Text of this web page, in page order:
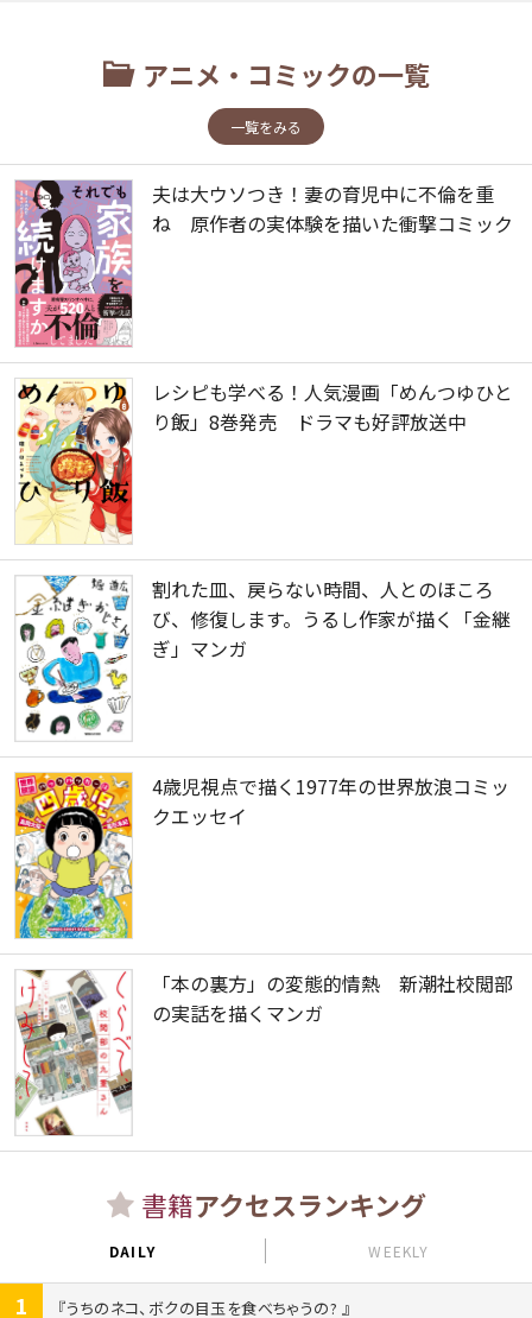
アニメ・コミックの一覧
一覧をみる
夫は大ウソつき！妻の育児中に不倫を重
ね 原作者の実体験を描いた衝撃コミック
レシピも学べる！人気漫画「めんつゆひと
り飯」8巻発売 ドラマも好評放送中
割れた皿、戻らない時間、人とのほころ
び、修復します。うるし作家が描く「金継
ぎ」マンガ
4歳児視点で描く1977年の世界放浪コミッ
クエッセイ
「本の裏方」の変態的情熱 新潮社校閲部
の実話を描くマンガ
書籍アクセスランキング
DAILY WEEKLY
1
うちのネコ、ボクの目玉を食べちゃうの?